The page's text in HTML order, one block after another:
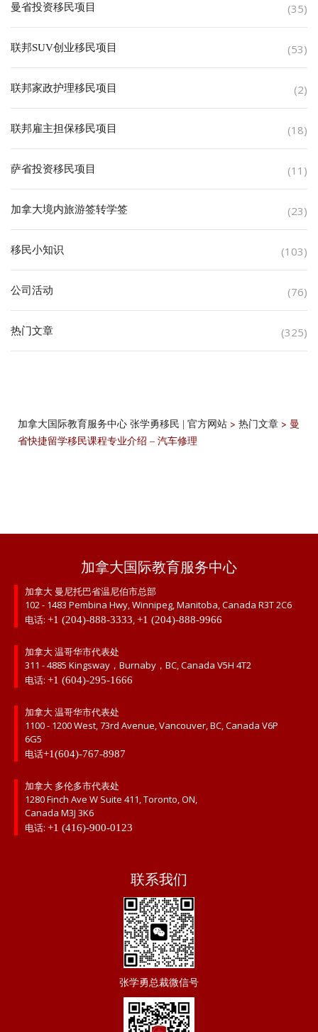
曼省投资移民项目 (35)
联邦SUV创业移民项目 (53)
联邦家政护理移民项目 (2)
联邦雇主担保移民项目 (18)
萨省投资移民项目 (11)
加拿大境内旅游签转学签 (23)
移民小知识 (103)
公司活动 (76)
热门文章 (325)
加拿大国际教育服务中心 张学勇移民 | 官方网站 > 热门文章 > 曼
省快捷留学移民课程专业介绍 – 汽车修理
加拿大国际教育服务中心
加拿大 曼尼托巴省温尼伯市总部
102 - 1483 Pembina Hwy, Winnipeg, Manitoba, Canada R3T 2C6
电话: +1 (204)-888-3333,+1 (204)-888-9966
加拿大 温哥华市代表处
311 - 4885 Kingsway，Burnaby，BC, Canada V5H 4T2
电话: +1 (604)-295-1666
加拿大 温哥华市代表处
1100 - 1200 West, 73rd Avenue, Vancouver, BC, Canada V6P
6G5
电话+1(604)-767-8987
加拿大 多伦多市代表处
1280 Finch Ave W Suite 411, Toronto, ON,
Canada M3J 3K6
电话: +1 (416)-900-0123
联系我们
张学勇总裁微信号